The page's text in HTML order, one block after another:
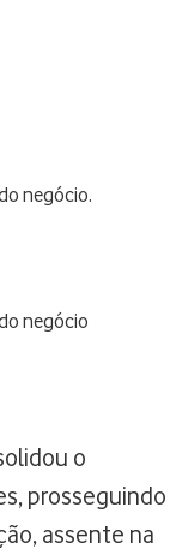
negócio.
negócio
o
prosseguindo
assente na